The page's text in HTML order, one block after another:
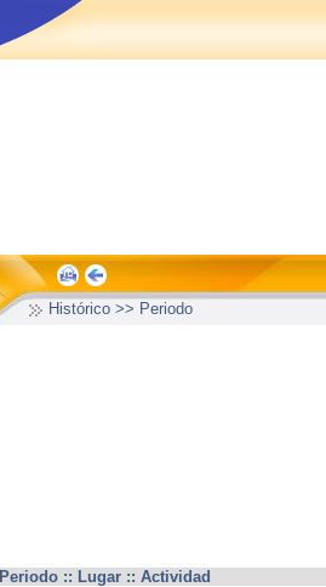
Histórico >> Periodo
Periodo :: Lugar :: Actividad